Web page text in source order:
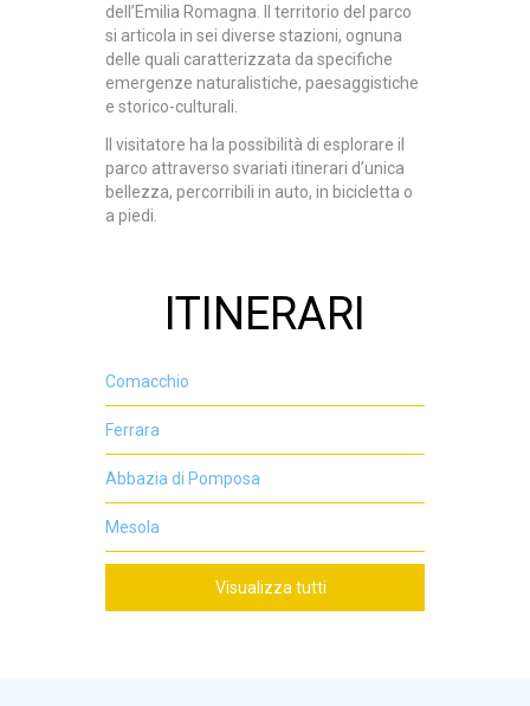
dell’Emilia Romagna. Il territorio del parco
si articola in sei diverse stazioni, ognuna
delle quali caratterizzata da specifiche
emergenze naturalistiche, paesaggistiche
e storico-culturali.
Il visitatore ha la possibilità di esplorare il
parco attraverso svariati itinerari d’unica
bellezza, percorribili in auto, in bicicletta o
a piedi.
ITINERARI
Comacchio
Ferrara
Abbazia di Pomposa
Mesola
Visualizza tutti